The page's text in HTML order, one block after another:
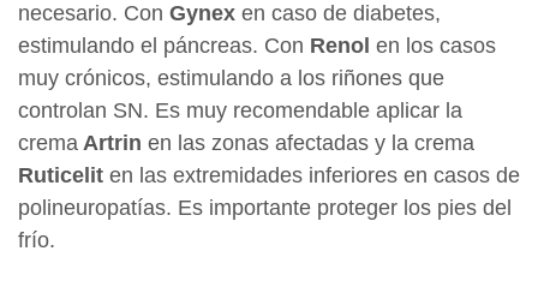
necesario. Con Gynex en caso de diabetes,
estimulando el páncreas. Con Renol en los casos
muy crónicos, estimulando a los riñones que
controlan SN. Es muy recomendable aplicar la
crema Artrin en las zonas afectadas y la crema
Ruticelit en las extremidades inferiores en casos de
polineuropatías. Es importante proteger los pies del
frío.